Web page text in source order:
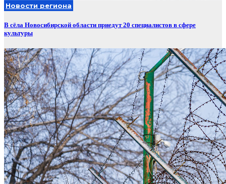
Новости региона
В сёла Новосибирской области приедут 20 специалистов в сфере
культуры